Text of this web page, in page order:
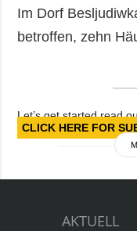
Im Dorf
betroffen, zehn
Let’s get started read
CLICK HERE FOR
AKTUELL